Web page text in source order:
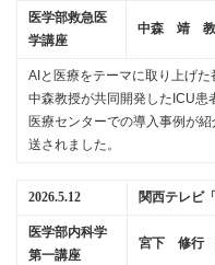
医学部救急医
学講座
中森 靖
AIと医療をテーマに取り上げた
中森教授が共同開発したICU患
医療センターでの導入事例が
送されました。
2026.5.12 関西テレビ
医学部内科学
第一講座
宮下 修行